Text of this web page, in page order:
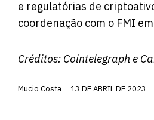
e regulatórias de
coordenação com o FMI
Créditos: Cointelegraph e
Mucio Costa 13 DE ABRIL DE 2023